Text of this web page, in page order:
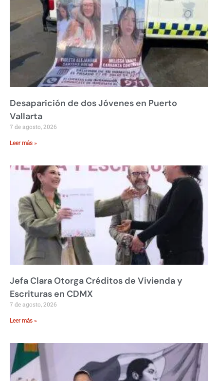
Desaparición de dos Jóvenes en Puerto
Vallarta
7 de agosto, 2026
Leer más »
Jefa Clara Otorga Créditos de Vivienda y
Escrituras en CDMX
7 de agosto, 2026
Leer más »